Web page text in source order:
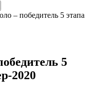
– победитель 5 этапа
5
2020